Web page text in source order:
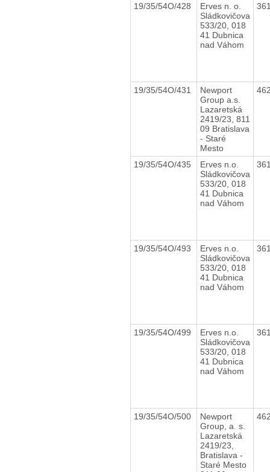
19/35/54O/428
Erves n. o.
Sládkovičova
533/20, 018
41 Dubnica
nad Váhom
19/35/54O/431
Newport
Group a.s.
Lazaretská
2419/23, 811
09 Bratislava
- Staré
Mesto
19/35/54O/435
Erves n.o.
Sládkovičova
533/20, 018
41 Dubnica
nad Váhom
19/35/54O/493
Erves n.o.
Sládkovičova
533/20, 018
41 Dubnica
nad Váhom
19/35/54O/499
Erves n.o.
Sládkovičova
533/20, 018
41 Dubnica
nad Váhom
19/35/54O/500
Newport
Group, a. s.
Lazaretská
2419/23,
Bratislava -
Staré Mesto